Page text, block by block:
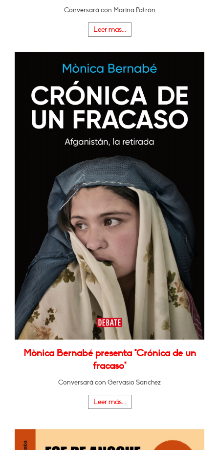
Conversará con Marina Patrón
Leer más...
Mònica Bernabé presenta "Crónica de un
fracaso"
Conversará con Gervasio Sánchez
Leer más...